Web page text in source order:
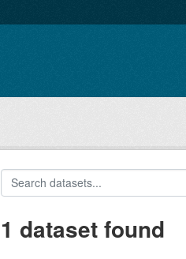
1 dataset found